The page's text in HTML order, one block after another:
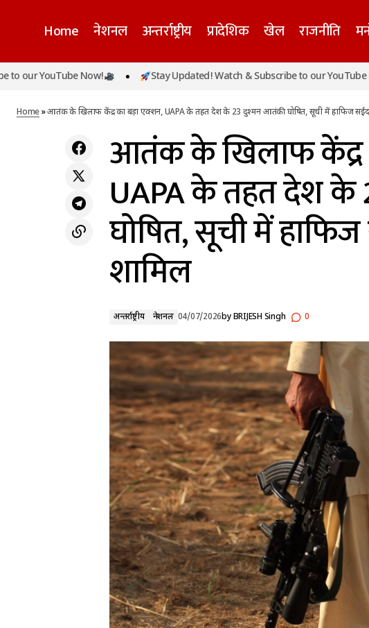
Home नेशनल अन्तर्राष्ट्रीय प्रादेशिक खेल राजनीति
तेहरान में अयातुल्ला अली खामेनेई को अंतिम विदाई,
लाखों लोगों की उमड़ी भीड़, 100 से अधिक देशों के
अन्तर्राष्ट्रीय
आतंक के खिलाफ
Now! Stay Updated! Watch & Subscribe to our YouTube Now!
Home»आतंक के खिलाफ केंद्र का बड़ा एक्शन, UAPA के तहत देश के 23 दुश्मन आतंकी घोषित, सूची में हाफिज
आतंक के खिलाफ केंद्र
UAPA के तहत देश
घोषित, सूची में
शामिल
अन्तर्राष्ट्रीय नेशनल 04/07/2026by BRIJESH Singh 0